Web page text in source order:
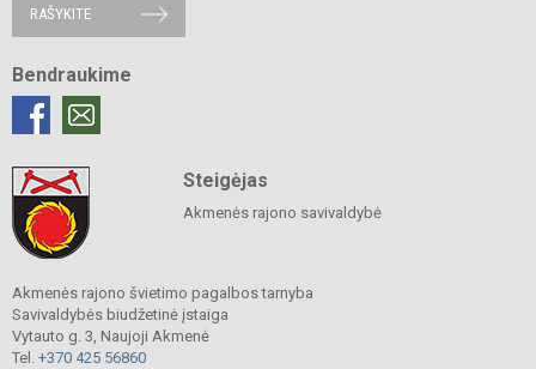
RAŠYKITE
Bendraukime
Steigėjas
Akmenės rajono savivaldybė
Akmenės rajono švietimo pagalbos tarnyba
Savivaldybės biudžetinė įstaiga
Vytauto g. 3, Naujoji Akmenė
Tel. +370 425 56860